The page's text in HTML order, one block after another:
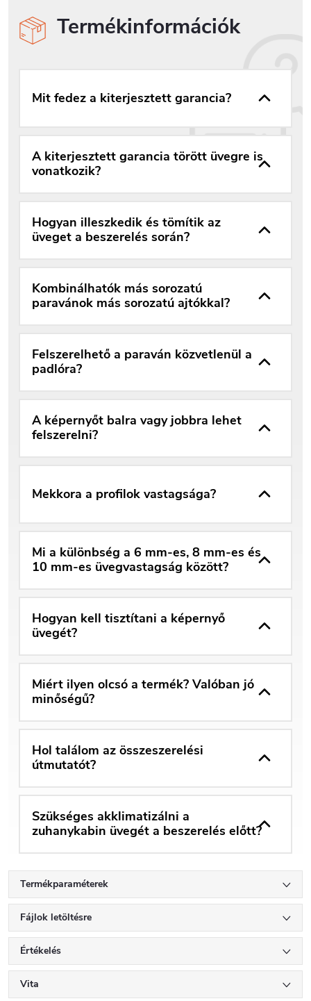
Termékinformációk
Mit fedez a kiterjesztett garancia?
A kiterjesztett garancia törött üvegre is
vonatkozik?
Hogyan illeszkedik és tömítik az
üveget a beszerelés során?
Kombinálhatók más sorozatú
paravánok más sorozatú ajtókkal?
Felszerelhető a paraván közvetlenül a
padlóra?
A képernyőt balra vagy jobbra lehet
felszerelni?
Mekkora a profilok vastagsága?
Mi a különbség a 6 mm-es, 8 mm-es és
10 mm-es üvegvastagság között?
Hogyan kell tisztítani a képernyő
üvegét?
Miért ilyen olcsó a termék? Valóban jó
minőségű?
Hol találom az összeszerelési
útmutatót?
Szükséges akklimatizálni a
zuhanykabin üvegét a beszerelés előtt?
Termékparaméterek
Fájlok letöltésre
Értékelés
Vita